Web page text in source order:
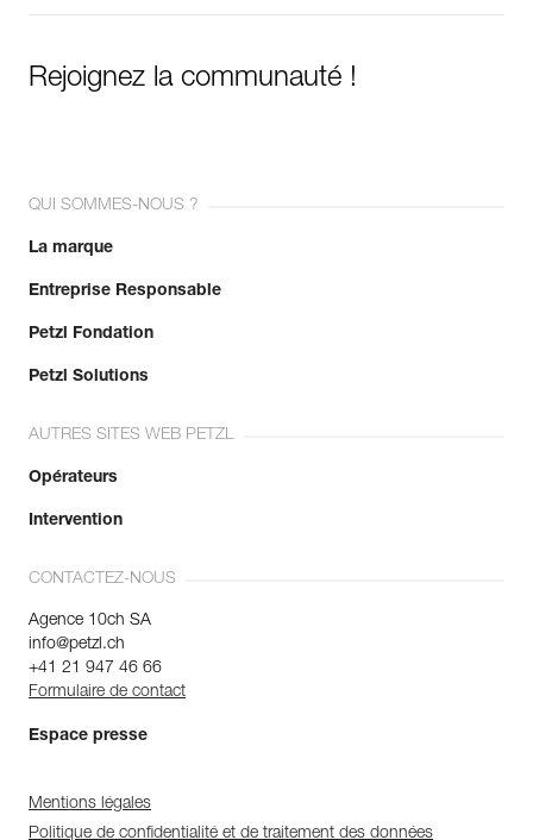
Rejoignez la communauté !
QUI SOMMES-NOUS ?
La marque
Entreprise Responsable
Petzl Fondation
Petzl Solutions
AUTRES SITES WEB PETZL
Opérateurs
Intervention
CONTACTEZ-NOUS
Agence 10ch SA
info@petzl.ch
+41 21 947 46 66
Formulaire de contact
Espace presse
Mentions légales
Politique de confidentialité et de traitement des données